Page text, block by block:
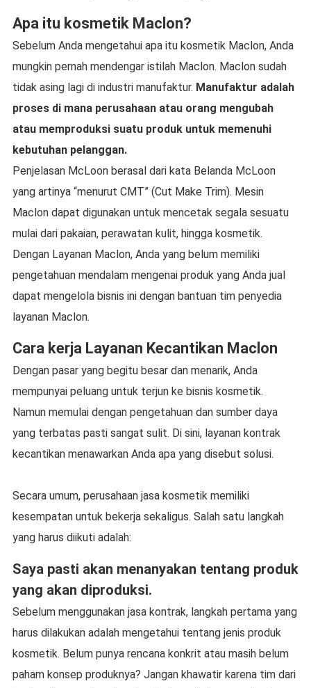
Apa itu kosmetik Maclon?
Sebelum Anda mengetahui apa itu kosmetik Maclon, Anda
mungkin pernah mendengar istilah Maclon. Maclon sudah
tidak asing lagi di industri manufaktur. Manufaktur adalah
proses di mana perusahaan atau orang mengubah
atau memproduksi suatu produk untuk memenuhi
kebutuhan pelanggan.
Penjelasan McLoon berasal dari kata Belanda McLoon
yang artinya “menurut CMT” (Cut Make Trim). Mesin
Maclon dapat digunakan untuk mencetak segala sesuatu
mulai dari pakaian, perawatan kulit, hingga kosmetik.
Dengan Layanan Maclon, Anda yang belum memiliki
pengetahuan mendalam mengenai produk yang Anda jual
dapat mengelola bisnis ini dengan bantuan tim penyedia
layanan Maclon.
Cara kerja Layanan Kecantikan Maclon
Dengan pasar yang begitu besar dan menarik, Anda
mempunyai peluang untuk terjun ke bisnis kosmetik.
Namun memulai dengan pengetahuan dan sumber daya
yang terbatas pasti sangat sulit. Di sini, layanan kontrak
kecantikan menawarkan Anda apa yang disebut solusi.
Secara umum, perusahaan jasa kosmetik memiliki
kesempatan untuk bekerja sekaligus. Salah satu langkah
yang harus diikuti adalah:
Saya pasti akan menanyakan tentang produk
yang akan diproduksi.
Sebelum menggunakan jasa kontrak, langkah pertama yang
harus dilakukan adalah mengetahui tentang jenis produk
kosmetik. Belum punya rencana konkrit atau masih belum
paham konsep produknya? Jangan khawatir karena tim dari